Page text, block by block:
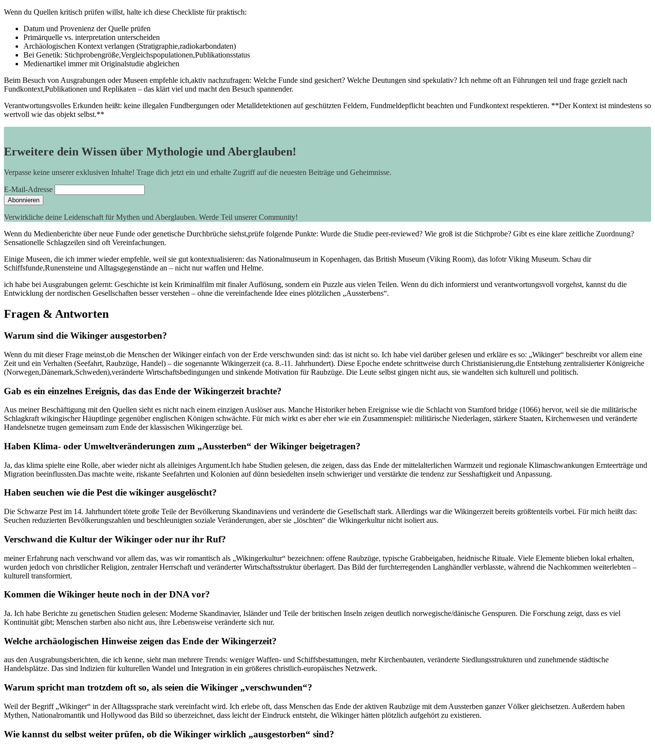
Wenn du⁣ Quellen kritisch prüfen ‌willst, halte ich ​diese Checkliste ⁢für praktisch:
Datum und Provenienz der Quelle prüfen
Primärquelle vs. interpretation unterscheiden
Archäologischen Kontext verlangen (Stratigraphie,radiokarbondaten)
Bei Genetik: Stichprobengröße,Vergleichspopulationen,Publikationsstatus
Medienartikel immer mit Originalstudie ‍abgleichen
Beim Besuch von Ausgrabungen oder Museen ‍empfehle ich,aktiv nachzufragen: Welche Funde sind gesichert? Welche Deutungen sind spekulativ? ​Ich nehme oft an ⁣Führungen teil und frage gezielt nach
Fundkontext,Publikationen und Replikaten – das klärt viel und macht den Besuch spannender.
Verantwortungsvolles Erkunden heißt: keine illegalen Fundbergungen oder Metalldetektionen auf geschützten Feldern, Fundmeldepflicht beachten⁣ und Fundkontext respektieren. **Der Kontext ist mindestens so
wertvoll wie das objekt selbst.**
Erweitere dein Wissen über Mythologie und Aberglauben!
Verpasse keine unserer exklusiven Inhalte! Trage dich jetzt ein und erhalte Zugriff auf die neuesten Beiträge und Geheimnisse.
E-Mail-Adresse
Verwirkliche deine Leidenschaft für Mythen und Aberglauben. Werde Teil unserer Community!
Wenn du Medienberichte über neue Funde oder genetische Durchbrüche⁣ siehst,prüfe folgende Punkte: Wurde ‌die Studie peer-reviewed? Wie groß ist die Stichprobe? Gibt es eine klare zeitliche​ Zuordnung?
Sensationelle Schlagzeilen sind oft Vereinfachungen.
Einige Museen, die ich immer wieder empfehle, weil sie gut kontextualisieren: das Nationalmuseum in Kopenhagen, das British Museum ⁢(Viking Room), das lofotr Viking Museum. Schau dir
Schiffsfunde,Runensteine und Alltagsgegenstände an – nicht nur waffen und Helme.
ich⁣ habe bei Ausgrabungen gelernt: Geschichte ist kein Kriminalfilm mit finaler Auflösung, sondern ⁢ein Puzzle aus vielen Teilen. Wenn du dich informierst und ‌verantwortungsvoll vorgehst, kannst du die
Entwicklung der ⁢nordischen Gesellschaften⁣ besser verstehen – ohne die vereinfachende Idee eines plötzlichen „Aussterbens“.
Fragen & Antworten
Warum sind die Wikinger ausgestorben?
Wenn du mit dieser Frage meinst,ob die Menschen der Wikinger einfach‌ von der Erde verschwunden sind: das ist nicht so.⁢ Ich habe viel darüber gelesen und erkläre es so: „Wikinger“ beschreibt vor allem eine
Zeit⁤ und ein Verhalten (Seefahrt, Raubzüge, Handel) – die sogenannte Wikingerzeit (ca. 8.-11. Jahrhundert). Diese Epoche endete schrittweise durch Christianisierung,die Entstehung zentralisierter Königreiche ​
(Norwegen,Dänemark,Schweden),veränderte Wirtschaftsbedingungen und sinkende Motivation für Raubzüge. Die Leute selbst gingen nicht ‌aus, sie wandelten sich kulturell und politisch.
Gab es ein einzelnes Ereignis, das das Ende der Wikingerzeit brachte?
Aus meiner Beschäftigung mit den Quellen sieht es nicht nach einem einzigen Auslöser aus. Manche Historiker heben Ereignisse wie die Schlacht von Stamford bridge (1066) hervor, weil sie die militärische
Schlagkraft wikingischer Häuptlinge gegenüber englischen Königen schwächte. Für mich wirkt es aber ‌eher wie ein Zusammenspiel:‌ militärische Niederlagen, stärkere Staaten, Kirchenwesen und veränderte
Handelsnetze trugen gemeinsam zum Ende der klassischen Wikingerzüge bei.
Haben Klima- oder Umweltveränderungen zum „Aussterben“ der Wikinger beigetragen?
Ja, das klima spielte eine Rolle, aber wieder nicht als alleiniges Argument.Ich habe Studien gelesen, die zeigen, dass das Ende der mittelalterlichen Warmzeit und regionale Klimaschwankungen Ernteerträge und
Migration beeinflussten.Das machte ⁤weite, riskante Seefahrten⁣ und Kolonien auf dünn besiedelten⁤ inseln schwieriger und verstärkte ‌die tendenz zur Sesshaftigkeit und Anpassung.
Haben seuchen wie die Pest die wikinger ausgelöscht?
Die Schwarze Pest im 14. Jahrhundert tötete große Teile der Bevölkerung ⁢Skandinaviens ‍und⁤ veränderte die Gesellschaft stark. Allerdings war die​ Wikingerzeit bereits größtenteils vorbei. Für mich heißt das:
Seuchen reduzierten Bevölkerungszahlen und beschleunigten soziale Veränderungen, aber sie „löschten“ die Wikingerkultur⁣ nicht isoliert aus.
Verschwand die Kultur der Wikinger oder nur ihr Ruf?
meiner Erfahrung nach verschwand vor allem das, was ‍wir romantisch als „Wikingerkultur“⁣ bezeichnen: offene Raubzüge, typische Grabbeigaben, heidnische Rituale. Viele Elemente blieben lokal⁢ erhalten,
wurden jedoch von christlicher Religion, zentraler⁣ Herrschaft und veränderter Wirtschaftsstruktur überlagert. Das⁤ Bild der furchterregenden ​Langhändler verblasste, während die Nachkommen weiterlebten –
kulturell transformiert.
Kommen die Wikinger heute noch ⁤in der DNA vor?
Ja. Ich habe Berichte zu ‌genetischen Studien gelesen: Moderne Skandinavier, Isländer ⁣und Teile der britischen Inseln zeigen deutlich norwegische/dänische Genspuren. Die Forschung zeigt, dass es viel
Kontinuität gibt; Menschen starben also nicht aus, ihre Lebensweise veränderte sich nur.
Welche archäologischen ⁢Hinweise zeigen das Ende der Wikingerzeit?
aus ‌den Ausgrabungsberichten, die⁣ ich kenne, sieht man mehrere Trends: weniger Waffen- und Schiffsbestattungen, mehr Kirchenbauten, veränderte Siedlungsstrukturen und zunehmende städtische
Handelsplätze. Das sind Indizien für kulturellen Wandel und Integration in ein größeres christlich-europäisches Netzwerk.
Warum spricht man trotzdem oft so, als seien‍ die Wikinger „verschwunden“?
Weil der Begriff „Wikinger“ in der Alltagssprache stark vereinfacht wird. Ich erlebe oft, dass Menschen das Ende der aktiven Raubzüge mit dem Aussterben ganzer Völker gleichsetzen. Außerdem haben
⁤Mythen, Nationalromantik und Hollywood das ⁣Bild so ⁣überzeichnet, dass leicht der‌ Eindruck entsteht, die Wikinger hätten plötzlich aufgehört zu existieren.
Wie kannst du selbst weiter prüfen, ob die Wikinger wirklich „ausgestorben“ sind?